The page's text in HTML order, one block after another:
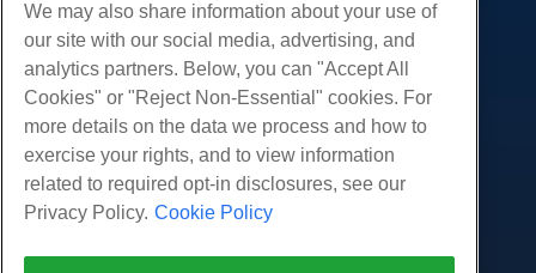
제품
웹 호스팅
비즈니스 호스팅
리셀러 호스팅
화이트 라벨 리셀러
관리되는 리눅스 VPS
관리되지 않는 리눅스 VPS
관리 창 VPS
서비스
웹 사이트 마이그레이션
커뮤니티
제품 문서
회사
회사 소개
적법한
We may also share information about your use of
our site with our social media, advertising, and
analytics partners. Below, you can "Accept All
Cookies" or "Reject Non-Essential" cookies. For
more details on the data we process and how to
exercise your rights, and to view information
related to required opt-in disclosures, see our
Privacy Policy. Cookie Policy